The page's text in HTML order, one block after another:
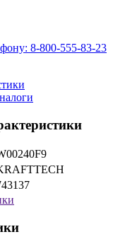
8-800-555-83-23